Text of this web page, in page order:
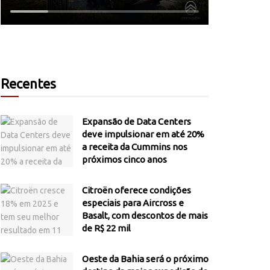
Recentes
Expansão de Data Centers
deve impulsionar em até 20%
a receita da Cummins nos
próximos cinco anos
Citroën oferece condições
especiais para Aircross e
Basalt, com descontos de mais
de R$ 22 mil
Oeste da Bahia será o próximo